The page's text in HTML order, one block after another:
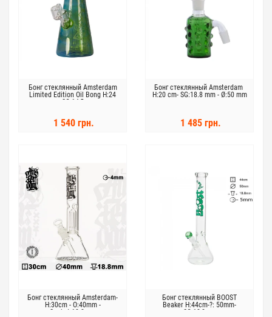
Бонг стеклянный Amsterdam
Limited Edition Oil Bong H:24
SG:14,5
1 540 грн.
Бонг стеклянный Amsterdam ​​
H:20 cm- SG:18.8 mm - Ø:50 mm
1 485 грн.
Бонг стеклянный Amsterdam-
H:30cm - O:40mm -
Socket:18.8mm
Бонг стеклянный BOOST
Beaker H:44cm-?: 50mm-
SG:18,8mm